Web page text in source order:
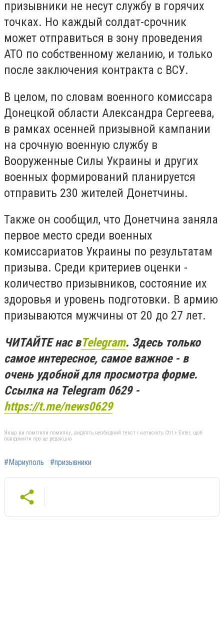
призывники не несут службу в горячих
точках. Но каждый солдат-срочник
может отправиться в зону проведения
АТО по собственному желанию, и только
после заключения контракта с ВСУ.
В целом, по словам военного комиссара
Донецкой области Александра Сергеева,
в рамках осенней призывной кампании
на срочную военную службу в
Вооруженные Силы Украины и других
военных формирований планируется
отправить 230 жителей Донетчины.
Также он сообщил, что Донетчина заняла
первое место среди военных
комиссариатов Украины по результатам
призыва. Среди критериев оценки -
количество призывников, состояние их
здоровья и уровень подготовки. В армию
призываются мужчины от 20 до 27 лет.
ЧИТАЙТЕ нас вTelegram. Здесь только
самое интересное, самое важное - в
очень удобной для просмотра форме.
Ссылка на Telegram 0629 -
https://t.me/news0629
Якщо ви помітили помилку, виділіть необхідний текст і натисніть Ctrl + Enter, щоб
повідомити про це редакцію
#Мариуполь #призывники